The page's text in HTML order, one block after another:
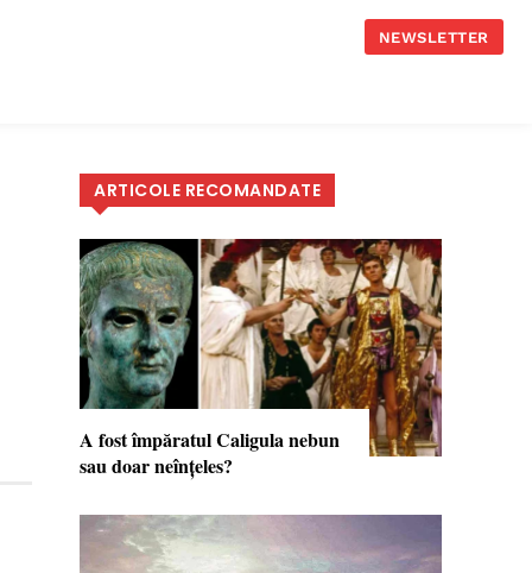
NEWSLETTER
ARTICOLE RECOMANDATE
A fost împăratul Caligula nebun
sau doar neînţeles?